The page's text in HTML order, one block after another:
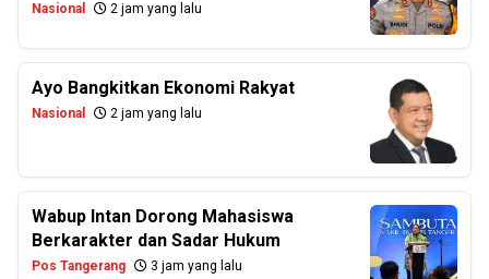
Nasional 2 jam yang lalu
Ayo Bangkitkan Ekonomi Rakyat
Nasional 2 jam yang lalu
Wabup Intan Dorong Mahasiswa
Berkarakter dan Sadar Hukum
Pos Tangerang 3 jam yang lalu